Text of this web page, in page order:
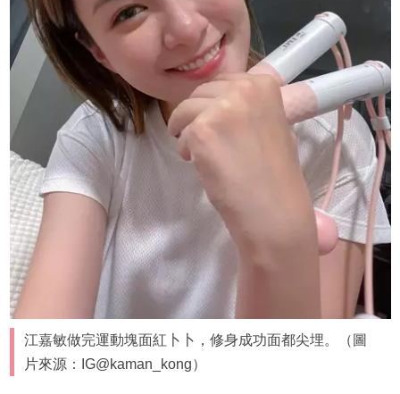
江嘉敏做完運動塊面紅卜卜，修身成功面都尖埋。（圖
片來源：IG@kaman_kong）